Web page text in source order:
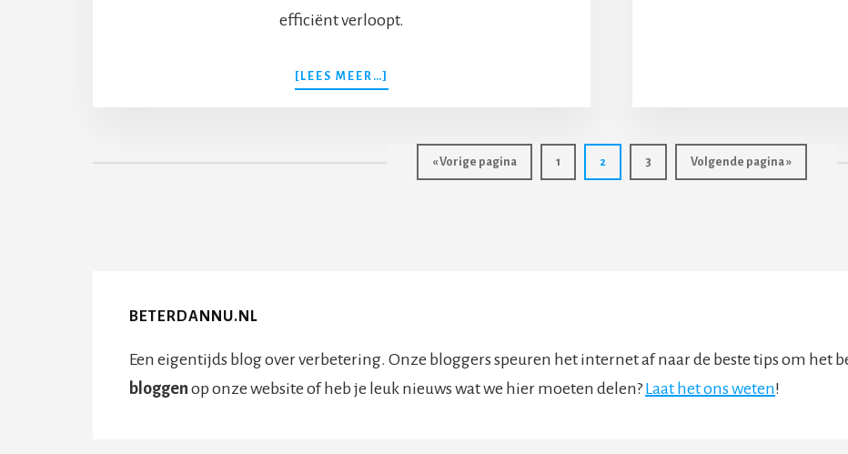
efficiënt verloopt.
[LEES MEER…]
EEN
EXACT
ONLINE
«Ga
naar
Vorige pagina Pagina
1 Pagina
2 Pagina
3
Ga
naar
Volgende pagina »
BETERDANNU.NL
Een eigentijds blog over verbetering. Onze bloggers speuren het internet af naar de beste tips om het
bloggen op onze website of heb je leuk nieuws wat we hier moeten delen? Laat het ons weten!